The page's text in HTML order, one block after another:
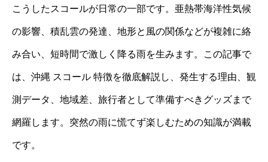
こうしたスコールが日常の一部です。亜熱帯海洋性気候
の影響、積乱雲の発達、地形と風の関係などが複雑に絡
み合い、短時間で激しく降る雨を生みます。この記事で
は、沖縄 スコール 特徴を徹底解説し、発生する理由、観
測データ、地域差、旅行者として準備すべきグッズまで
網羅します。突然の雨に慌てず楽しむための知識が満載
です。